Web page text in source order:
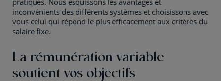
pratiques. Nous esquissons les avantages et
inconvénients des différents systèmes et choisissons avec
vous celui qui répond le plus efficacement aux critères du
salaire fixe.
La rémunération variable
soutient vos objectifs